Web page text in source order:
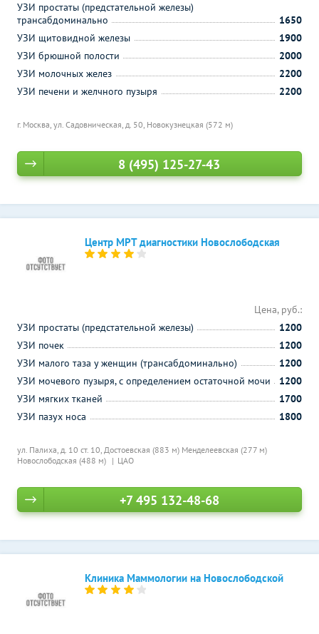
г. Москва, ул. Садовническая, д. 50, Новокузнецкая (572 м)
УЗИ простаты (предстательной железы)
трансабдоминально
1650
УЗИ щитовидной железы
1900
УЗИ брюшной полости
2000
УЗИ молочных желез
2200
УЗИ печени и желчного пузыря
2200
8 (495) 125-27-43
Центр МРТ диагностики Новослободская
ул. Палиха, д. 10 ст. 10, Достоевская (883 м) Менделеевская (277 м)
Новослободская (488 м)
ЦАО
Цена, руб.:
УЗИ простаты (предстательной железы)
1200
УЗИ почек
1200
УЗИ малого таза у женщин (трансабдоминально)
1200
УЗИ мочевого пузыря, с определением остаточной мочи
1200
УЗИ мягких тканей
1700
УЗИ пазух носа
1800
+7 495 132-48-68
Клиника Маммологии на Новослободской